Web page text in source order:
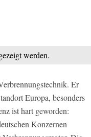
werden.
Er
Europa, besonders
ist hart geworden:
Konzernen